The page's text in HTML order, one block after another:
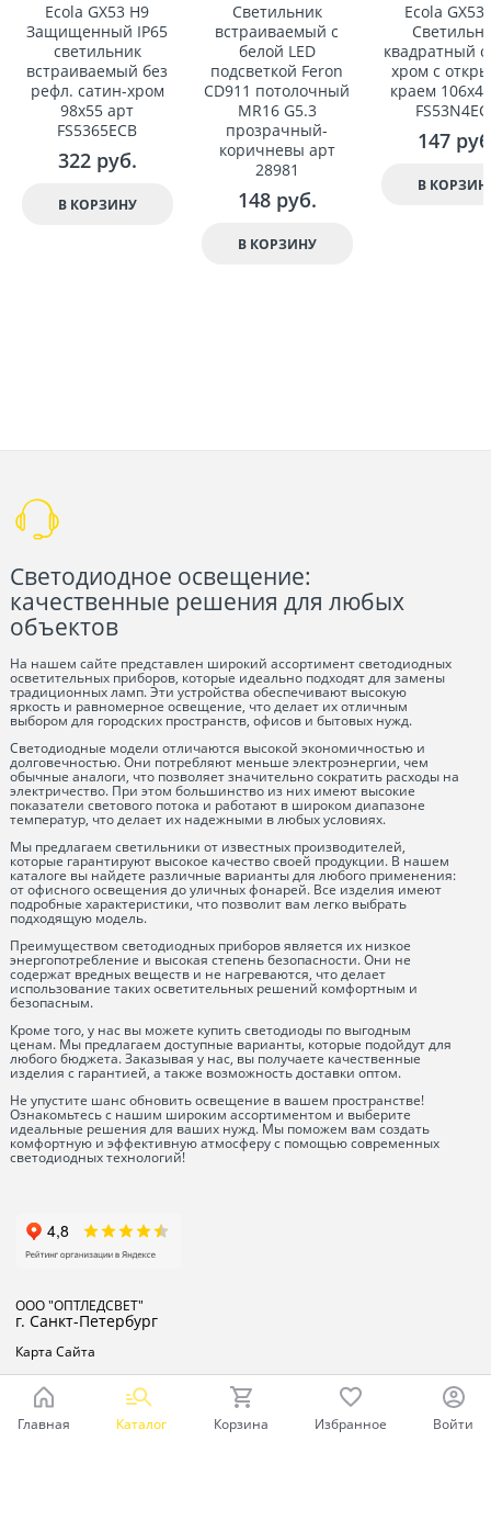
Ecola GX53 H9
Защищенный IP65
светильник
встраиваемый без
рефл. сатин-хром
98x55 арт
FS5365ECB
322 руб.
В КОРЗИНУ
Светильник
встраиваемый с
белой LED
подсветкой Feron
CD911 потолочный
MR16 G5.3
прозрачный-
коричневы арт
28981
148 руб.
В КОРЗИНУ
Ecola GX53
квадратный
хром с
краем
147
В
Светодиодное освещение:
качественные решения для любых
объектов
На нашем сайте представлен широкий ассортимент светодиодных
осветительных приборов, которые идеально подходят для замены
традиционных ламп. Эти устройства обеспечивают высокую
яркость и равномерное освещение, что делает их отличным
выбором для городских пространств, офисов и бытовых нужд.
Светодиодные модели отличаются высокой экономичностью и
долговечностью. Они потребляют меньше электроэнергии, чем
обычные аналоги, что позволяет значительно сократить расходы на
электричество. При этом большинство из них имеют высокие
показатели светового потока и работают в широком диапазоне
температур, что делает их надежными в любых условиях.
Мы предлагаем светильники от известных производителей,
которые гарантируют высокое качество своей продукции. В нашем
каталоге вы найдете различные варианты для любого применения:
от офисного освещения до уличных фонарей. Все изделия имеют
подробные характеристики, что позволит вам легко выбрать
подходящую модель.
Преимуществом светодиодных приборов является их низкое
энергопотребление и высокая степень безопасности. Они не
содержат вредных веществ и не нагреваются, что делает
использование таких осветительных решений комфортным и
безопасным.
Кроме того, у нас вы можете купить светодиоды по выгодным
ценам. Мы предлагаем доступные варианты, которые подойдут для
любого бюджета. Заказывая у нас, вы получаете качественные
изделия с гарантией, а также возможность доставки оптом.
Не упустите шанс обновить освещение в вашем пространстве!
Ознакомьтесь с нашим широким ассортиментом и выберите
идеальные решения для ваших нужд. Мы поможем вам создать
комфортную и эффективную атмосферу с помощью современных
светодиодных технологий!
ООО "ОПТЛЕДСВЕТ"
г. Санкт-Петербург
Карта Сайта
Главная Каталог Корзина Избранное Войти